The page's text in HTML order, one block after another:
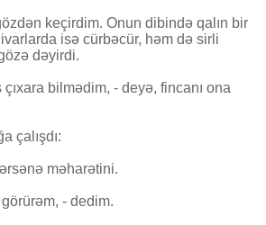
keçirdim. Onun dibində qalın bir
isə cürbəcür, həm də sirli
dəyirdi.
bilmədim, - deyə, fincanı ona
çalışdı:
məharətini.
- dedim.